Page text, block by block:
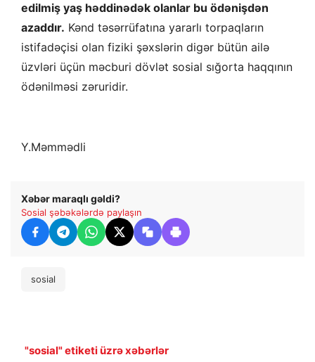
edilmiş yaş həddinədək olanlar bu ödənişdən
azaddır. Kənd təsərrüfatına yararlı torpaqların
istifadəçisi olan fiziki şəxslərin digər bütün ailə
üzvləri üçün məcburi dövlət sosial sığorta haqqının
ödənilməsi zəruridir.
Y.Məmmədli
Xəbər maraqlı gəldi?
Sosial şəbəkələrdə paylaşın
sosial
"sosial" etiketi üzrə xəbərlər